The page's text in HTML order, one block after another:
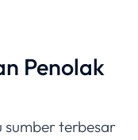
Penolak
sumber terbesar